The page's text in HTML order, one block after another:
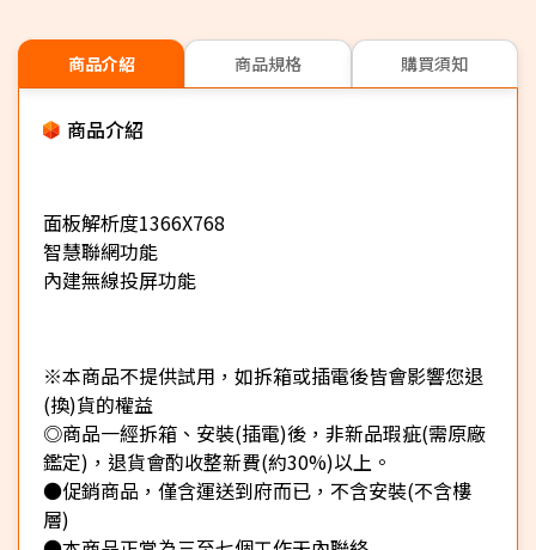
商品介紹 商品規格 購買須知
商品介紹
面板解析度1366X768
智慧聯網功能
內建無線投屏功能
※本商品不提供試用，如拆箱或插電後皆會影響您退
(換)貨的權益
◎商品一經拆箱、安裝(插電)後，非新品瑕疵(需原廠
鑑定)，退貨會酌收整新費(約30%)以上。
●促銷商品，僅含運送到府而已，不含安裝(不含樓
層)